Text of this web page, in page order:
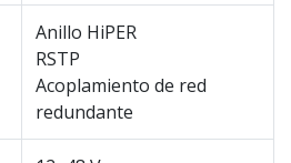
Anillo HiPER
RSTP
Acoplamiento de red
redundante